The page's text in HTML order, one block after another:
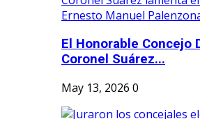
El Honorable Concejo
Coronel Suárez...
May 13, 2026 0